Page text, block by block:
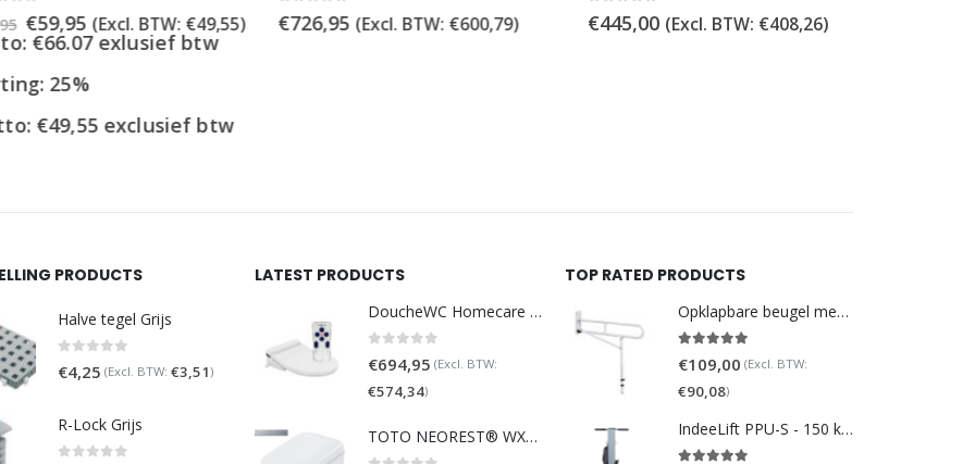
Oorspronkelijke
prijs
€79,95.
€59,95Huidige
prijs
€59,95.
(Excl. BTW:€49,55)
€66.07 exlusief btw
25%
€49,55exclusief btw
726,95 (Excl. BTW:€600,79) 445,00 (Excl. BTW:€408,26)
PRODUCTS
Halve tegel Grijs
€4,25 (Excl. BTW: €3,51)
R-Lock Grijs
LATEST PRODUCTS
DoucheWC Homecare – Pure 500R
€694,95 (Excl. BTW:
€574,34)
TOTO NEOREST® WX1 - incl. remote control
TOP RATED PRODUCTS
Opklapbare beugel met steunpoot (verstelbaar)
€109,00 (Excl. BTW:
€90,08)
IndeeLift PPU-S - 150 kg draaggewicht